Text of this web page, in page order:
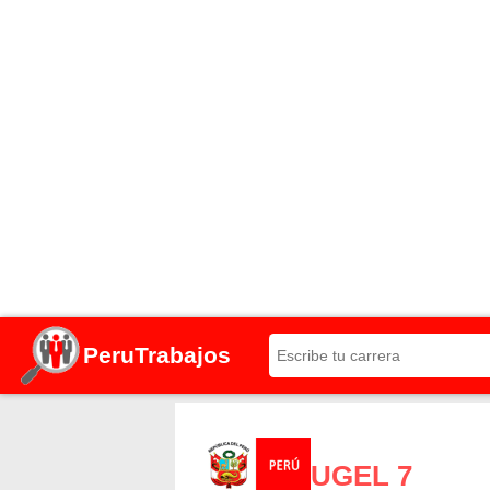
PeruTrabajos
UGEL 7